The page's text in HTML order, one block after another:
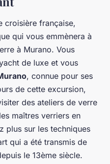
croisière française,
qui vous emmènera à
à Murano. Vous
de luxe et vous
, connue pour ses
de cette excursion,
des ateliers de verre
maîtres verriers en
plus sur les techniques
qui a été transmis de
le 13ème siècle.